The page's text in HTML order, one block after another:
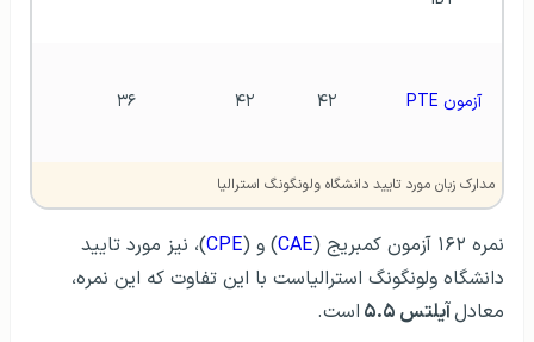
آزمون PTE ۴۲ ۴۲ ۳۶
مدارک زبان مورد تایید دانشگاه ولونگونگ استرالیا
نمره ۱۶۲ آزمون کمبریج ( CAE) و (CPE)، نیز مورد تایید
دانشگاه ولونگونگ استرالیاست با این تفاوت که این نمره،
معادلآیلتس ۵.۵ است.